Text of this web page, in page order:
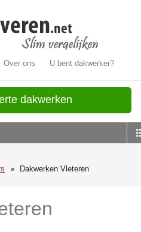
Over ons U bent dakwerker?
dakwerken
Dakwerken Vleteren